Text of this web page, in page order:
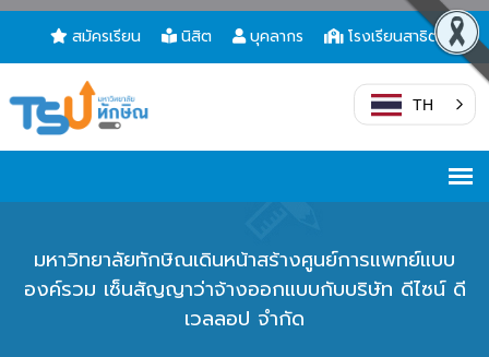
สมัครเรียน นิสิต บุคลากร โรงเรียนสาธิต
TH
มหาวิทยาลัยทักษิณเดินหน้าสร้างศูนย์การแพทย์แบบ
องค์รวม เซ็นสัญญาว่าจ้างออกแบบกับบริษัท ดีไซน์ ดี
เวลลอป จำกัด